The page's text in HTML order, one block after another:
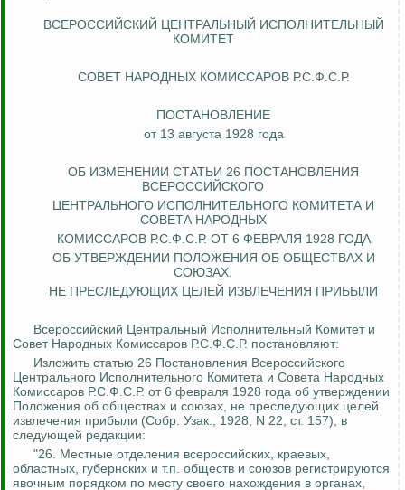
ВСЕРОССИЙСКИЙ ЦЕНТРАЛЬНЫЙ ИСПОЛНИТЕЛЬНЫЙ
КОМИТЕТ
СОВЕТ НАРОДНЫХ КОМИССАРОВ Р.С.Ф.С.Р.
ПОСТАНОВЛЕНИЕ
от 13 августа 1928 года
ОБ ИЗМЕНЕНИИ СТАТЬИ 26 ПОСТАНОВЛЕНИЯ
ВСЕРОССИЙСКОГО
ЦЕНТРАЛЬНОГО ИСПОЛНИТЕЛЬНОГО КОМИТЕТА И
СОВЕТА НАРОДНЫХ
КОМИССАРОВ Р.С.Ф.С.Р. ОТ 6 ФЕВРАЛЯ 1928 ГОДА
ОБ УТВЕРЖДЕНИИ ПОЛОЖЕНИЯ ОБ ОБЩЕСТВАХ И
СОЮЗАХ,
НЕ ПРЕСЛЕДУЮЩИХ ЦЕЛЕЙ ИЗВЛЕЧЕНИЯ ПРИБЫЛИ
Всероссийский Центральный Исполнительный Комитет и
Совет Народных Комиссаров Р.С.Ф.С.Р. постановляют:
Изложить статью 26 Постановления Всероссийского
Центрального Исполнительного Комитета и Совета Народных
Комиссаров Р.С.Ф.С.Р. от 6 февраля 1928 года об утверждении
Положения об обществах и союзах, не преследующих целей
извлечения прибыли (Собр. Узак., 1928, N 22, ст. 157), в
следующей редакции:
"26. Местные отделения всероссийских, краевых,
областных, губернских и т.п. обществ и союзов регистрируются
явочным порядком по месту своего нахождения в органах,